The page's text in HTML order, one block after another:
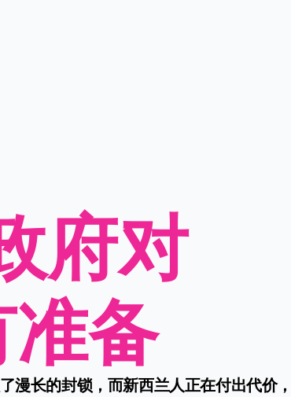
府对
备
长的封锁，而新西兰人正在付出代价